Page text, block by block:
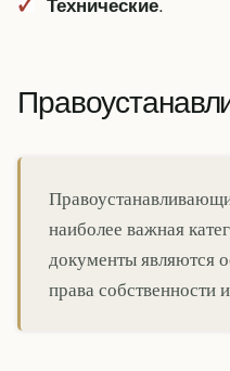
наиболее важная
документы являются
права собственности